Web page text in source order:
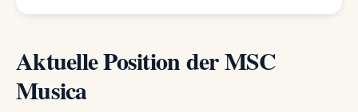
Aktuelle Position der MSC
Musica